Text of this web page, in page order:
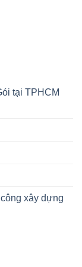
tại TPHCM
xây dựng